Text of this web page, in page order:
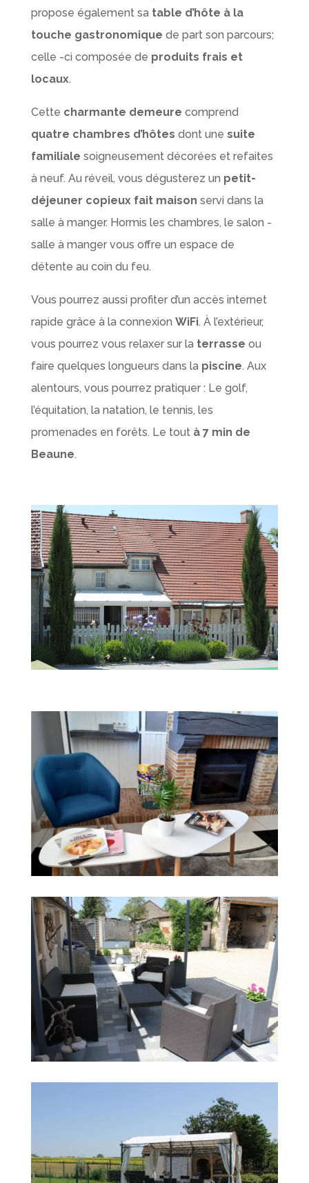
propose également sa table d’hôte à la
touche gastronomique de part son parcours;
celle -ci composée de produits frais et
locaux.
Cette charmante demeure comprend
quatre chambres d’hôtes dont une suite
familiale soigneusement décorées et refaites
à neuf. Au réveil, vous dégusterez un petit-
déjeuner copieux fait maison servi dans la
salle à manger. Hormis les chambres, le salon -
salle à manger vous offre un espace de
détente au coin du feu.
Vous pourrez aussi profiter d’un accès internet
rapide grâce à la connexion WiFi. À l’extérieur,
vous pourrez vous relaxer sur la terrasse ou
faire quelques longueurs dans la piscine. Aux
alentours, vous pourrez pratiquer : Le golf,
l’équitation, la natation, le tennis, les
promenades en forêts. Le tout à 7 min de
Beaune.